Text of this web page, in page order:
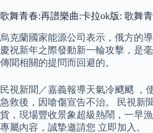
歌舞青春:再譜樂曲:卡拉ok版: 歌舞
烏克蘭國家能源公司表示，俄方的
慶祝新年之際發動新一輪攻擊，是
傳聞相關的提問而回避的。
民視新聞／嘉義報導天氣冷颼颼 ，
急救後，因嗆傷宣告不治。 民視新
貨，現場豐收景象超級熱鬧，一早
專屬內容，誠摯邀請您 立即加入。